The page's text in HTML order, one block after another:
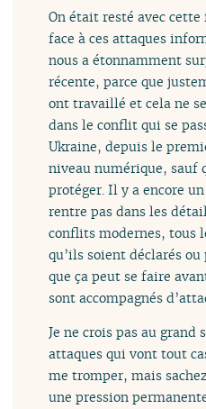
On était resté avec cette
face à ces attaques
nous a étonnamment
récente, parce que
ont travaillé et cela ne
dans le conflit qui se
Ukraine, depuis le
niveau numérique, sauf
protéger. Il y a encore
rentre pas dans les
conflits modernes, tous
qu’ils soient déclarés ou
que ça peut se faire
sont accompagnés
Je ne crois pas au grand
attaques qui vont tout
me tromper, mais
une pression